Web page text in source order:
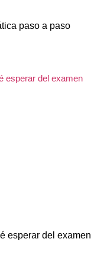
paso a paso
esperar del examen